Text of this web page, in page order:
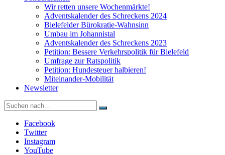
Wir retten unsere Wochenmärkte!
Adventskalender des Schreckens 2024
Bielefelder Bürokratie-Wahnsinn
Umbau im Johannistal
Adventskalender des Schreckens 2023
Petition: Bessere Verkehrspolitik für Bielefeld​​
Umfrage zur Ratspolitik
Petition: Hundesteuer halbieren!
Miteinander-Mobilität
Newsletter
Suche
nach:
Facebook
Twitter
Instagram
YouTube